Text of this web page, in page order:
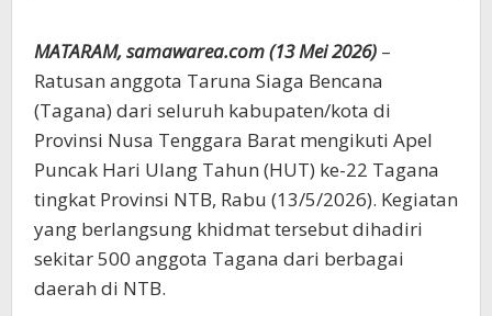
MATARAM, samawarea.com (13 Mei 2026) –
Ratusan anggota Taruna Siaga Bencana
(Tagana) dari seluruh kabupaten/kota di
Provinsi Nusa Tenggara Barat mengikuti Apel
Puncak Hari Ulang Tahun (HUT) ke-22 Tagana
tingkat Provinsi NTB, Rabu (13/5/2026). Kegiatan
yang berlangsung khidmat tersebut dihadiri
sekitar 500 anggota Tagana dari berbagai
daerah di NTB.